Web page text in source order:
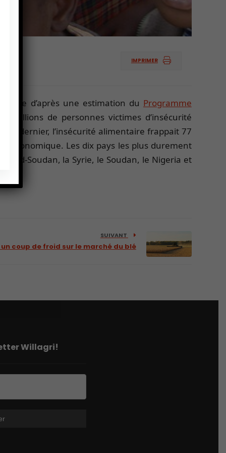
IMPRIMER
d’après une estimation du Programme
millions de personnes victimes d’insécurité
dernier, l’insécurité alimentaire frappait 77
économique. Les dix pays les plus durement
Sud-Soudan, la Syrie, le Soudan, le Nigeria et
SUIVANT
coup de froid sur le marché du blé
Willagri!